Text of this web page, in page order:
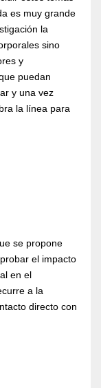
es muy grande
la
sino
y
puedan
y una vez
la línea para
se propone
el impacto
en el
a la
directo con